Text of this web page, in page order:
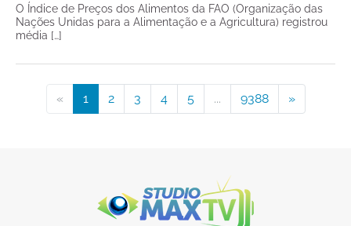
O Índice de Preços dos Alimentos da FAO (Organização das
Nações Unidas para a Alimentação e a Agricultura) registrou
média […]
« 1 2 3 4 5 ... 9388 »